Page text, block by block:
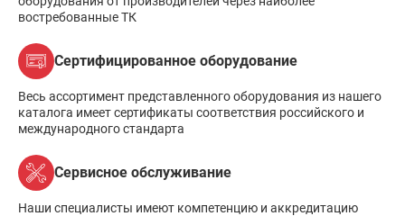
востребованные ТК
Сертифицированное оборудование
Весь ассортимент представленного оборудования из нашего
каталога имеет сертификаты соответствия российского и
международного стандарта
Сервисное обслуживание
Наши специалисты имеют компетенцию и аккредитацию